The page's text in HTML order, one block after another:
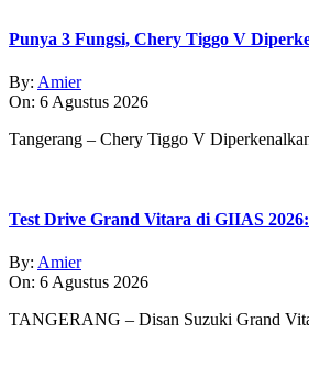
Punya 3 Fungsi, Chery Tiggo V
By: Amier
On: 6 Agustus 2026
Tangerang – Chery Tiggo V
Test Drive Grand Vitara di GIIAS
By: Amier
On: 6 Agustus 2026
TANGERANG – Disan Suzuki Grand